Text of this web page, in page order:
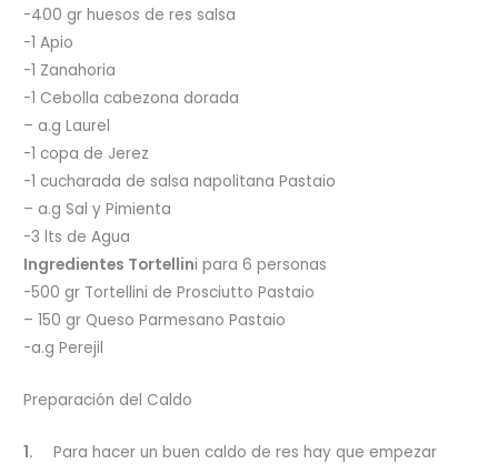
-400 gr huesos de res salsa
-1 Apio
-1 Zanahoria
-1 Cebolla cabezona dorada
– a.g Laurel
-1 copa de Jerez
-1 cucharada de salsa napolitana Pastaio
– a.g Sal y Pimienta
-3 lts de Agua
Ingredientes Tortellini para 6 personas
-500 gr Tortellini de Prosciutto Pastaio
– 150 gr Queso Parmesano Pastaio
-a.g Perejil
Preparación del Caldo
1.
Para hacer un buen caldo de res hay que empezar